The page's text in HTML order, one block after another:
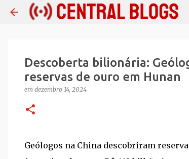
Descoberta bilionária:
reservas de ouro em Hunan
em dezembro 14, 2024
Geólogos na China descobriram